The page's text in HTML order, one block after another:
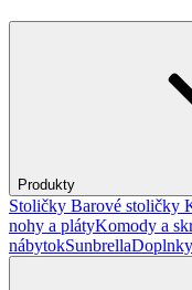
Produkty
Stoličky Barové stoličky
nohy a plátyKomody a
nábytokSunbrellaDoplnky